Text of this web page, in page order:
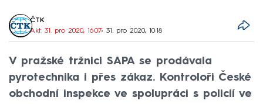
ČTK
Akt. 31. pro 2020, 16:07• 31. pro 2020, 10:18
V pražské tržnici SAPA se prodávala
pyrotechnika i přes zákaz. Kontroloři České
obchodní inspekce ve spolupráci s policií ve